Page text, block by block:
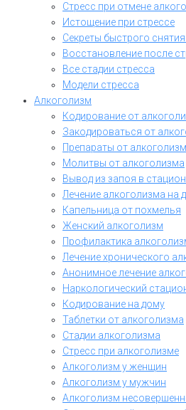
Стресс при отмене
Истощение при стрессе
Секреты быстрого
Восстановление после
Все стадии стресса
Модели стресса
Алкоголизм
Кодирование от
Закодироваться от
Препараты от
Молитвы от алкоголизма
Вывод из запоя в
Лечение алкоголизма на
Капельница от похмелья
Женский алкоголизм
Профилактика
Лечение хронического
Анонимное лечение
Наркологический
Кодирование на дому
Таблетки от алкоголизма
Стадии алкоголизма
Стресс при алкоголизме
Алкоголизм у женщин
Алкоголизм у мужчин
Алкоголизм